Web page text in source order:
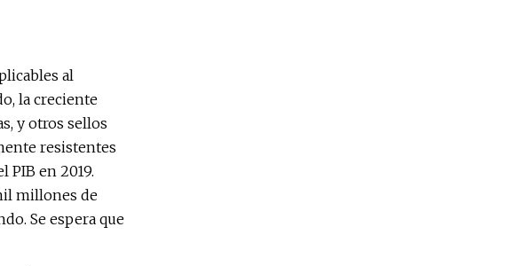
al
la creciente
y otros sellos
resistentes
PIB en 2019.
millones de
Se espera que